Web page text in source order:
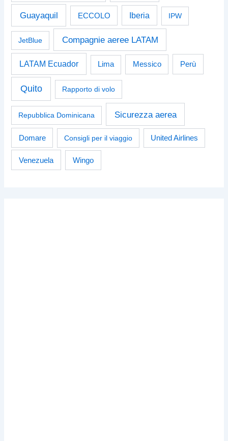
Guayaquil ECCOLO Iberia IPW
JetBlue Compagnie aeree LATAM
LATAM Ecuador Lima Messico Perù
Quito Rapporto di volo
Repubblica Dominicana Sicurezza aerea
Domare Consigli per il viaggio United Airlines
Venezuela Wingo